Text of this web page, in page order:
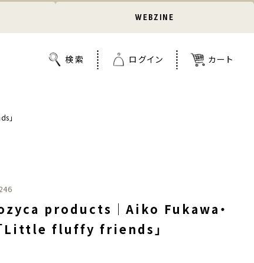
WEBZINE
」
products｜Aiko Fukawa・
「Little fluffy friends」